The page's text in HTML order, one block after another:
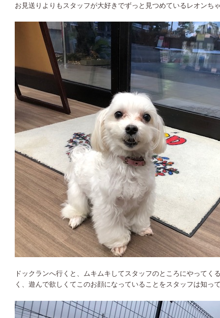
お見送りよりもスタッフが大好きでずっと見つめているレオンち
ドックランへ行くと、ムキムキしてスタッフのところにやってく
く、遊んで欲しくてこのお顔になっていることをスタッフは知っ